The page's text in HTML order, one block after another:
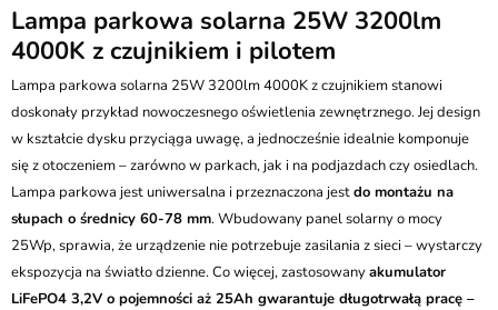
(od 1000 zł dla gabarytów, nie dotyczy produktów 3m)
Pobranie:
Poczta Polska Kurier 48H - 16 zł
Kurier GLS - 20 zł
Przesyłka Gabarytowa - 35 zł
Batalionów Chłopskich 12, 94-058 Łódź
506 336 320
kontakt@ledstyl.pl
Lampa parkowa solarna 25W 3200lm
4000K z czujnikiem i pilotem
Lampa parkowa solarna 25W 3200lm 4000K z czujnikiem stanowi
doskonały przykład nowoczesnego oświetlenia zewnętrznego. Jej design
w kształcie dysku przyciąga uwagę, a jednocześnie idealnie komponuje
się z otoczeniem – zarówno w parkach, jak i na podjazdach czy osiedlach.
Lampa parkowa jest uniwersalna i przeznaczona jestdo montażu na
słupach o średnicy 60-78 mm. Wbudowany panel solarny o mocy
25Wp, sprawia, że urządzenie nie potrzebuje zasilania z sieci – wystarczy
ekspozycja na światło dzienne. Co więcej, zastosowanyakumulator
LiFePO4 3,2V o pojemności aż 25Ah gwarantuje długotrwałą pracę –